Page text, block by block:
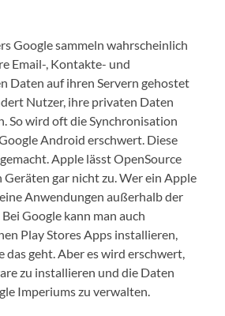
Google sammeln wahrscheinlich
Email-, Kontakte- und
Daten auf ihren Servern gehostet
Nutzer, ihre privaten Daten
So wird oft die Synchronisation
Android erschwert. Diese
Apple lässt OpenSource
Geräten gar nicht zu. Wer ein Apple
Anwendungen außerhalb der
Google kann man auch
Play Stores Apps installieren,
das geht. Aber es wird erschwert,
zu installieren und die Daten
Imperiums zu verwalten.